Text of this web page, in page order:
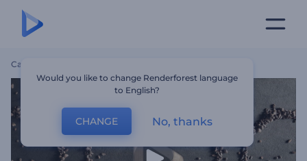
Casa
Would you like to change Renderforest language
to English?
CHANGE No, thanks